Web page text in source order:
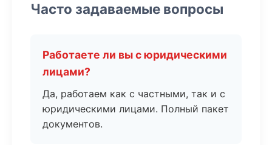
Часто задаваемые вопросы
Работаете ли вы с юридическими
лицами?
Да, работаем как с частными, так и с
юридическими лицами. Полный пакет
документов.